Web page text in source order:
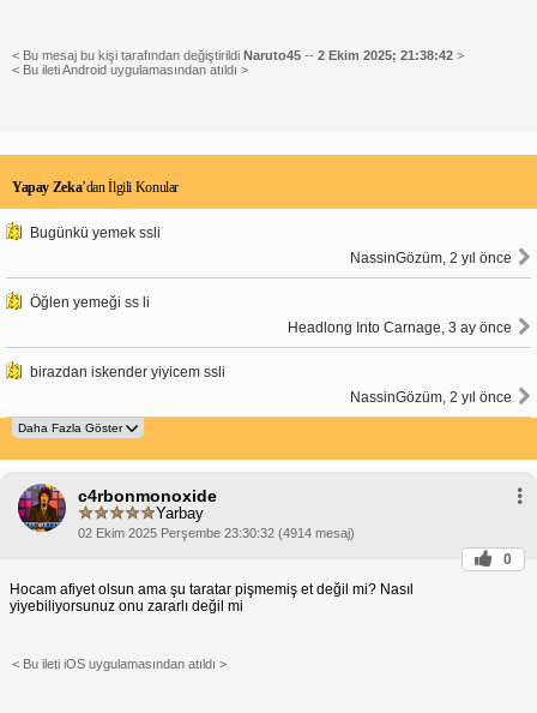
< Bu mesaj bu kişi tarafından değiştirildi Naruto45 -- 2 Ekim 2025; 21:38:42 >
< Bu ileti Android uygulamasından atıldı >
Yapay Zeka’dan İlgili Konular
Bugünkü yemek ssli
NassinGözüm, 2 yıl önce
Öğlen yemeği ss li
Headlong Into Carnage, 3 ay önce
birazdan iskender yiyicem ssli
NassinGözüm, 2 yıl önce
c4rbonmonoxide
Yarbay
02 Ekim 2025 Perşembe 23:30:32 (4914 mesaj)
0
Hocam afiyet olsun ama şu taratar pişmemiş et değil mi? Nasıl
yiyebiliyorsunuz onu zararlı değil mi
< Bu ileti iOS uygulamasından atıldı >